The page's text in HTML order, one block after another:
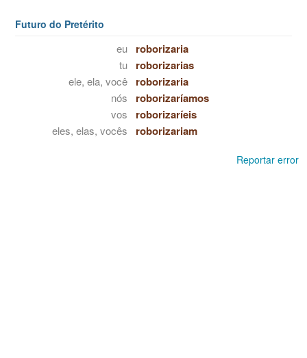
Futuro do Pretérito
eu roborizaria
tu roborizarias
ele, ela, você roborizaria
nós roborizaríamos
vos roborizaríeis
eles, elas, vocês roborizariam
Reportar error